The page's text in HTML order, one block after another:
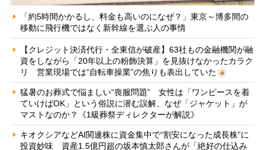
「約5時間かかるし、料金も高いのになぜ？」東京～博多間の
移動に飛行機ではなく新幹線を選ぶ人の事情
【クレジット決済代行・全東信が破産】63社もの金融機関が融
資をしながら「20年以上の粉飾決算」を見抜けなかったカラク
リ 営業現場では“自転車操業”の焦りも表出していた
猛暑のお葬式で悩ましい“喪服問題” 女性は「ワンピースを着
ていけばOK」という俗説に潜む誤解、なぜ「ジャケット」が
マストなのか？《1級葬祭ディレクターが解説》
キオクシアなどAI関連株に資金集中で“割安になった成長株”に
投資妙味 資産1.5億円超の坂本慎太郎さんが「絶好の仕込み